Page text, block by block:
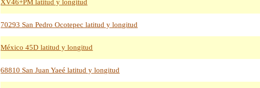
XV46+PM latitud y longitud
70293 San Pedro Ocotepec latitud y longitud
México 45D latitud y longitud
68810 San Juan Yaeé latitud y longitud